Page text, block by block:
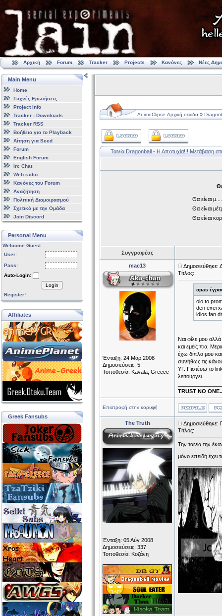
Αρχική Forum Tracker Projects Κανόνες Νέες
Main Menu
Home
Συχνές Ερωτήσεις
Project Info
Tracker - Downloads
Tracker RSS
Βοήθεια για το Playback
Αίτηση για Seed
Forum
English Forum
Irc Chat
Web radio
Κανόνες του Forum
Αναζήτηση
Πολιτική Διαμοιρασμού
Σχετικά με την Ομάδα
Join Discord
Personal Menu
Welcome Guest
User:
Pass:
Auto-Login:
Login
Register!
Affiliates
Greek Fansubs
AnimeClipse Αρχική σελίδα »
Ταινία Dragonball - Η Αποτυχία!!! Μετάβαση
Θα είναι
Θα είναι
Θα είναι
Συγγραφέας
mac13
Ένταξη: 24 Μάρ 2008
Δημοσιεύσεις: 5
Τοποθεσία: Kavala, Greece
Δημοσιεύθηκε:
Τίτλος:
opas
olo to
den exei
idios fan
Ναι φίλε μου
και εμείς πια;
έχω δίπλα μου και
συνήθως τις
ΥΓ. Πιστέυω το
λειτουργει.
TRUST NO
Επιστροφή στην κορυφή
The Truth
Ένταξη: 05 Αύγ 2008
Δημοσιεύσεις: 337
Τοποθεσία: Κοζάνη
Δημοσιεύθηκε:
Τίτλος:
Την ταινία την
μόνο επειδή έχει